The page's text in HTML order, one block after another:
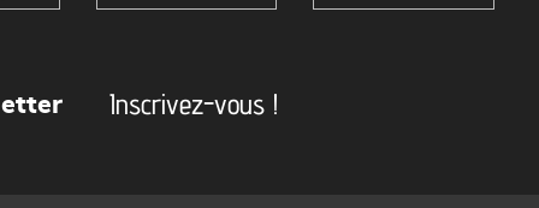
Inscrivez-vous !